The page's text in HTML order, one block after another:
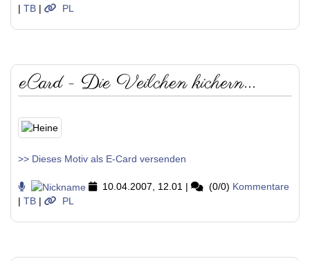
| TB | PL
eCard - Die Veilchen kichern...
>> Dieses Motiv als E-Card versenden
10.04.2007, 12.01 | (0/0) Kommentare
| TB | PL